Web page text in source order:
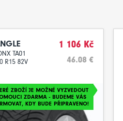
TA01
R15 82V
1 106 Kč
46.08 €
ZBOŽÍ JE MOŽNÉ VYZVEDOUT
ZDARMA - BUDEME VÁS
KDY BUDE PŘIPRAVENO!